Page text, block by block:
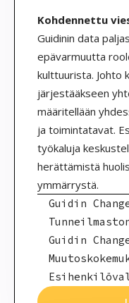
Kohdennettu
Guidinin data
epävarmuutta
kulttuurista. Johto
järjestääkseen
määritellään
ja toimintatavat.
työkaluja
herättämistä
ymmärrystä.
Guidin
Guidin